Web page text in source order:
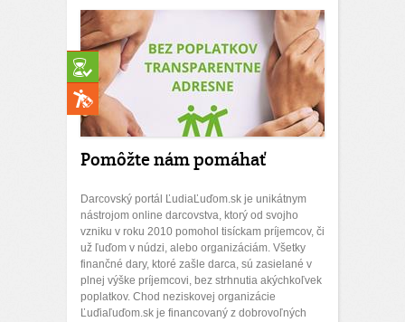
Pomôžte nám pomáhať
Darcovský portál ĽudiaĽuďom.sk je unikátnym
nástrojom online darcovstva, ktorý od svojho
vzniku v roku 2010 pomohol tisíckam príjemcov, či
už ľuďom v núdzi, alebo organizáciám. Všetky
finančné dary, ktoré zašle darca, sú zasielané v
plnej výške príjemcovi, bez strhnutia akýchkoľvek
poplatkov. Chod neziskovej organizácie
Ľuďiaľuďom.sk je financovaný z dobrovoľných